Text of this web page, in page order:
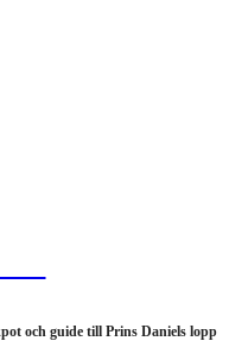
och guide till Prins Daniels lopp